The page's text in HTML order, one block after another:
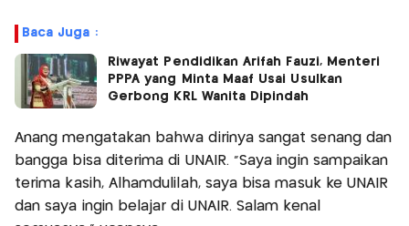
Baca Juga :
Riwayat Pendidikan Arifah Fauzi, Menteri
PPPA yang Minta Maaf Usai Usulkan
Gerbong KRL Wanita Dipindah
Anang mengatakan bahwa dirinya sangat senang dan
bangga bisa diterima di UNAIR. “Saya ingin sampaikan
terima kasih, Alhamdulilah, saya bisa masuk ke UNAIR
dan saya ingin belajar di UNAIR. Salam kenal